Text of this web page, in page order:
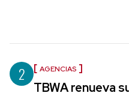
2 AGENCIAS
TBWA renueva